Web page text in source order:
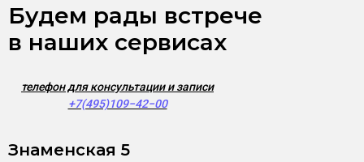
Будем рады встрече
в наших сервисах
телефон для консультации и записи
+7(495)109−42−00
Знаменская 5